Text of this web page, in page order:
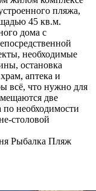
пляжа,
45 кв.м.
дома с
необходимые
остановка
аптека и
всё, что нужно для
две
по необходимости
столовой
Рыбалка Пляж